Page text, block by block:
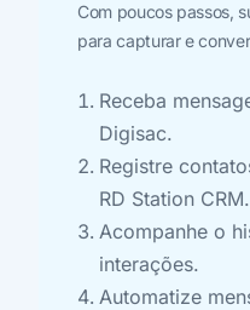
Com poucos passos,
para capturar e
Receba
Digisac.
Registre
RD Station CRM.
Acompanhe o
interações.
Automatize